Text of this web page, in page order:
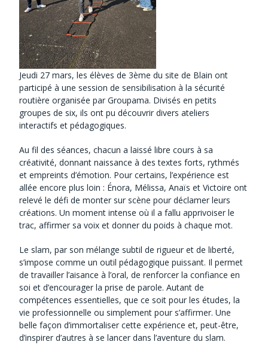
Jeudi 27 mars, les élèves de 3ème du site de Blain ont
participé à une session de sensibilisation à la sécurité
routière organisée par Groupama. Divisés en petits
groupes de six, ils ont pu découvrir divers ateliers
interactifs et pédagogiques.
Au fil des séances, chacun a laissé libre cours à sa
créativité, donnant naissance à des textes forts, rythmés
et empreints d’émotion. Pour certains, l’expérience est
allée encore plus loin : Énora, Mélissa, Anaïs et Victoire ont
relevé le défi de monter sur scène pour déclamer leurs
créations. Un moment intense où il a fallu apprivoiser le
trac, affirmer sa voix et donner du poids à chaque mot.
Le slam, par son mélange subtil de rigueur et de liberté,
s’impose comme un outil pédagogique puissant. Il permet
de travailler l’aisance à l’oral, de renforcer la confiance en
soi et d’encourager la prise de parole. Autant de
compétences essentielles, que ce soit pour les études, la
vie professionnelle ou simplement pour s’affirmer. Une
belle façon d’immortaliser cette expérience et, peut-être,
d’inspirer d’autres à se lancer dans l’aventure du slam.